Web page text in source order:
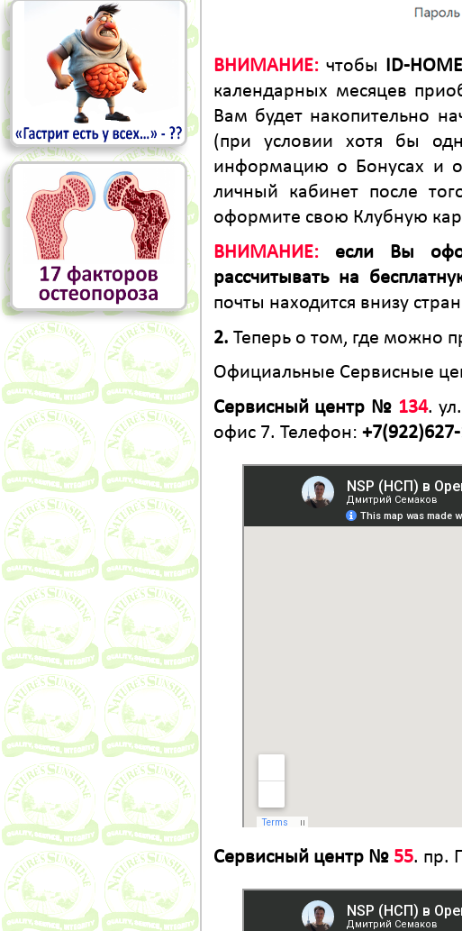
ВНИМАНИЕ: чтобы ID-
календарных месяцев
Вам будет накопительно
(при условии хотя бы
информацию о Бонусах и
личный кабинет после
оформите свою Клубную
ВНИМАНИЕ: если Вы
рассчитывать на
почты находится внизу
2. Теперь о том, где можно
Официальные Сервисные
Сервисный центр № 134.
офис 7. Телефон:
Сервисный центр № 55. пр.